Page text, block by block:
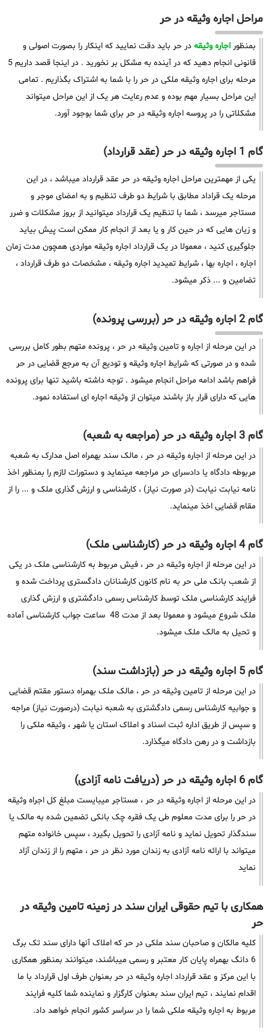
مراحل اجاره وثیقه در حر
بمنظور اجاره وثیقه در حر باید دقت نمایید که اینکار را بصورت اصولی و
قانونی انجام دهید که در آینده به مشکل بر نخورید . در اینجا قصد داریم 5
مرحله برای اجاره وثیقه ملکی در حر را با شما به اشتراک بگذاریم . تمامی
این مراحل بسیار مهم بوده و عدم رعایت هر یک از این مراحل میتواند
مشکلاتی را در پروسه اجاره وثیقه در حر برای شما بوجود آورد.
گام 1 اجاره وثیقه در حر (عقد قرارداد)
یکی از مهمترین مراحل اجاره وثیقه در حر عقد قرارداد میباشد ، در این
مرحله یک قراداد مطابق با شرایط دو طرف تنظیم و به امضای موجر و
مستاجر میرسد ، شما با تنظیم یک قرارداد میتوانید از بروز مشکلات و ضرر
و زیان هایی که در حین کار و یا بعد از انجام کار ممکن است پیش بیاید
جلوگیری کنید ، معمولا در یک قرارداد اجاره وثیقه مواردی همچون مدت زمان
اجاره ، اجاره بها ، شرایط تمیدید اجاره وثیقه ، مشخصات دو طرف قرارداد ،
تضامین و ... ذکر میشود.
گام 2 اجاره وثیقه در حر (بررسی پرونده)
در این مرحله از اجاره و تامین وثیقه در حر ، پرونده متهم بطور کامل بررسی
شده و در صورتی که شرایط اجاره وثیقه و تودیع آن به مرجع قضایی در حر
فراهم باشد ادامه مراحل انجام میشود . توجه داشته باشید تنها برای پرونده
هایی که دارای قرار باز باشند میتوان از وثیقه اجاره ای استفاده نمود.
گام 3 اجاره وثیقه در حر (مراجعه به شعبه)
در این مرحله از اجاره وثیقه در حر ، مالک سند بهمراه اصل مدارک به شعبه
مربوطه دادگاه یا دادسرای حر مراجعه مینماید و دستورات لازم را بمنظور اخذ
نامه نیابت نیابت (در صورت نیاز) ، کارشناسی و ارزش گذاری ملک و ... را از
مقام قضایی اخذ مینماید.
گام 4 اجاره وثیقه در حر (کارشناسی ملک)
در این مرحله از اجاره وثیقه در حر ، فیش مربوط به کارشناسی ملک در یکی
از شعب بانک ملی حر به نام کانون کارشنانان دادگستری پرداخت شده و
فرایند کارشناسی ملک توسط کارشناس رسمی دادگشتری و ارزش گذاری
ملک شروع میشود و معمولا بعد از مدت 48 ساعت جواب کارشناسی آماده
و تحیل به مالک ملک میشود.
گام 5 اجاره وثیقه در حر (بازداشت سند)
در این مرحله از تامین وثیقه در حر ، مالک ملک بهمراه دستور مقتم قضایی
و جوابیه کارشناس رسمی دادگشتری به شعبه نیابت (درصورت نیاز) مراجه
و سپس از طریق اداره ثبت اسناد و املاک استان یا شهر ، وثیقه ملکی را
بازداشت و در رهن دادگاه میگذارد.
گام 6 اجاره وثیقه در حر (دریافت نامه آزادی)
در این مرحله از اجاره وثیقه در حر ، مستاجر میبایست مبلغ کل اجراه وثیقه
در حر را برای مدت معلوم طی یک فقره چک بانکی تضمین شده به مالک یا
سندگذار تحویل نماید و نامه آزادی را تحویل بگیرد ، سپس خانواده متهم
میتواند با ارائه نامه آزادی به زندان مورد نظر در حر ، متهم را از زندان آزاد
نماید
همکاری با تیم حقوقی ایران سند در زمینه تامین وثیقه در
حر
کلیه مالکان و صاحبان سند ملکی در حر که املاک آنها دارای سند تک برگ
6 دانگ بهمراه پایان کار معتبر و رسمی میباشند، میتوانند بمنظور همکاری
با این مرکز و عقد قرارداد اجاره وثیقه در حر بعنوان طرف اول قرارداد با ما
اقدام نمایند ، تیم ایران سند بعنوان کارگزار و نماینده شما کلیه فرایند
مربوط به اجاره وثیقه ملکی شما را در سراسر کشور انجام خواهد داد.